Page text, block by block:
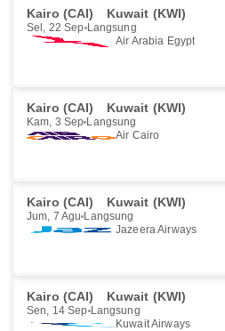
Kairo (CAI) Kuwait (KWI)
Sel, 22 Sep Langsung
Air Arabia Egypt
Kairo (CAI) Kuwait (KWI)
Kam, 3 Sep Langsung
Air Cairo
Kairo (CAI) Kuwait (KWI)
Jum, 7 Agu Langsung
Jazeera Airways
Kairo (CAI) Kuwait (KWI)
Sen, 14 Sep Langsung
Kuwait Airways